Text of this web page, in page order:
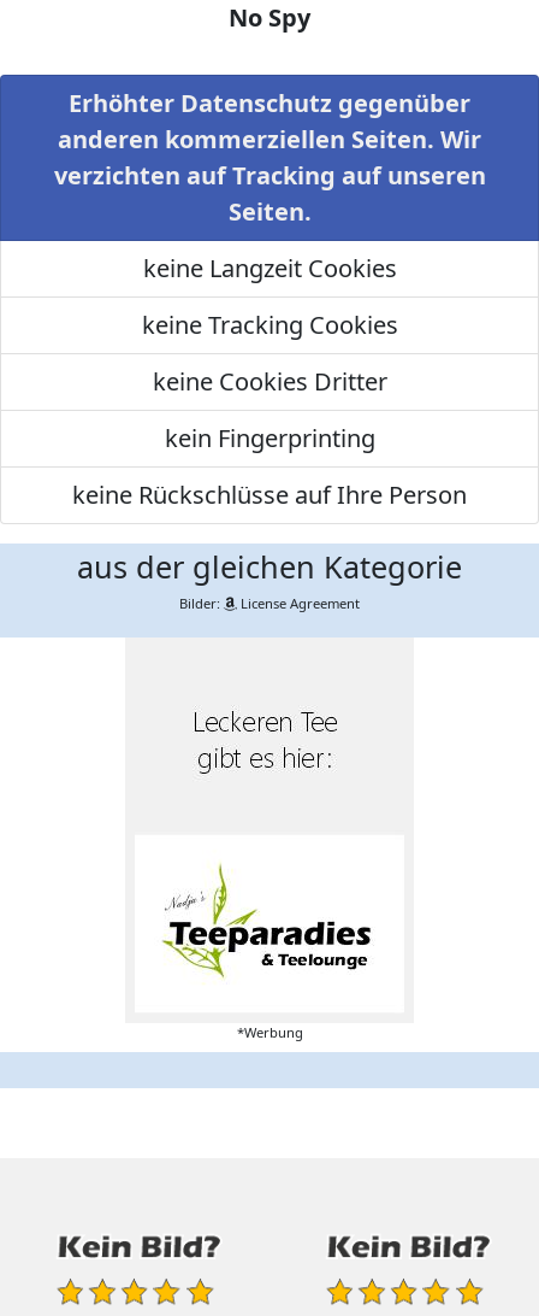
No Spy
Erhöhter Datenschutz gegenüber
anderen kommerziellen Seiten. Wir
verzichten auf Tracking auf unseren
Seiten.
keine Langzeit Cookies
keine Tracking Cookies
keine Cookies Dritter
kein Fingerprinting
keine Rückschlüsse auf Ihre Person
aus der gleichen Kategorie
Bilder: License Agreement
*Werbung